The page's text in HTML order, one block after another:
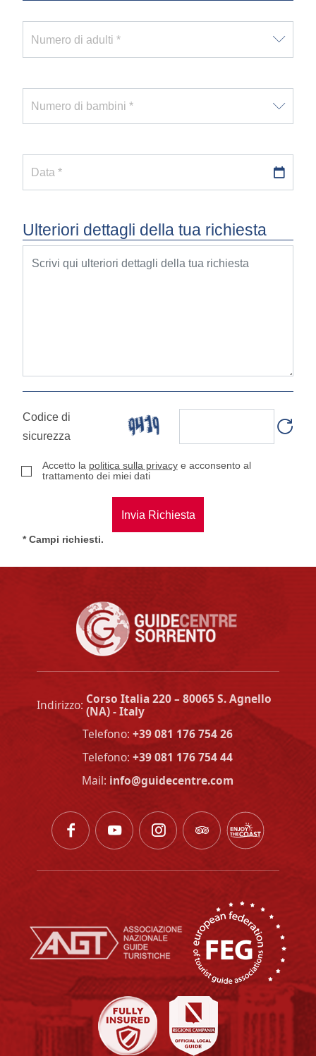
Numero di adulti *
Numero di bambini *
Data *
Ulteriori dettagli della tua richiesta
Codice di
sicurezza
Accetto la politica sulla privacye acconsento al
trattamento dei miei dati
* Campi richiesti.
Indirizzo: Corso Italia 220–80065 S. Agnello
(NA)-Italy
Telefono:+39 081 176 754 26
Telefono:+39 081 176 754 44
Mail: info@guidecentre.com